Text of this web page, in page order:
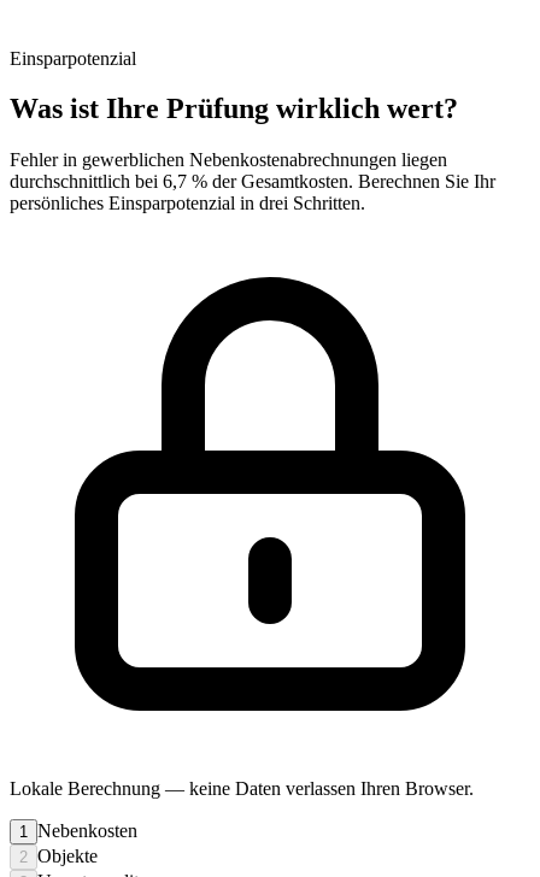
Einsparpotenzial
Was ist Ihre Prüfung wirklich wert?
Fehler in gewerblichen Nebenkostenabrechnungen liegen
durchschnittlich bei 6,7 % der Gesamtkosten. Berechnen Sie Ihr
persönliches Einsparpotenzial in drei Schritten.
Lokale Berechnung — keine Daten verlassen Ihren Browser.
1 Nebenkosten
2 Objekte